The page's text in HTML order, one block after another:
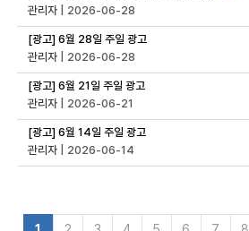
관리자 | 2026-06-28
[광고] 6월 28일 주일 광고
관리자 | 2026-06-28
[광고] 6월 21일 주일 광고
관리자 | 2026-06-21
[광고] 6월 14일 주일 광고
관리자 | 2026-06-14